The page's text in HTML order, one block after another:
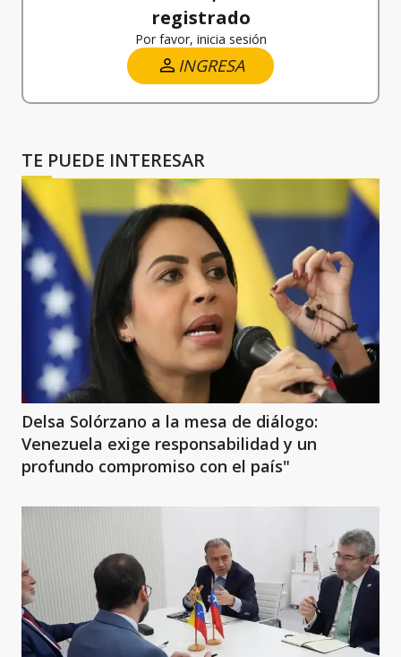
registrado
Por favor, inicia sesión
INGRESA
TE PUEDE INTERESAR
Delsa Solórzano a la mesa de diálogo:
Venezuela exige responsabilidad y un
profundo compromiso con el país"